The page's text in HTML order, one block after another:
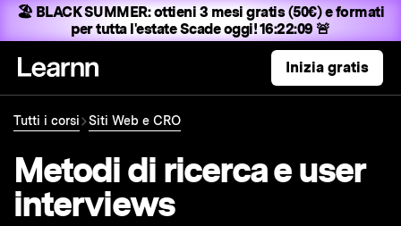
🏖️ BLACK SUMMER:ottieni 3 mesi gratis (50€) e formati
per tutta l'estateScade oggi! 16:22:08 🚨
Inizia gratis
Tutti i corsi Siti Web e CRO
Metodi di ricerca e user
interviews